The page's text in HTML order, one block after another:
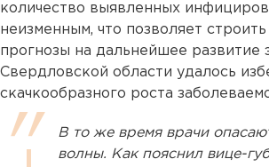
количество выявленных
неизменным, что позволяет
прогнозы на дальнейшее развитие
Свердловской области удалось
скачкообразного роста
В то же время врачи
волны. Как пояснил вице-